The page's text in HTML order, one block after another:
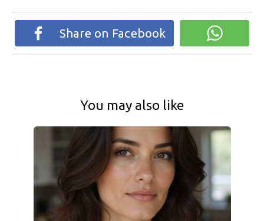
Share on Facebook
You may also like